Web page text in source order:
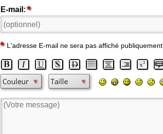
E-mail:
L'adresse E-mail ne sera pas affiché publiquement.